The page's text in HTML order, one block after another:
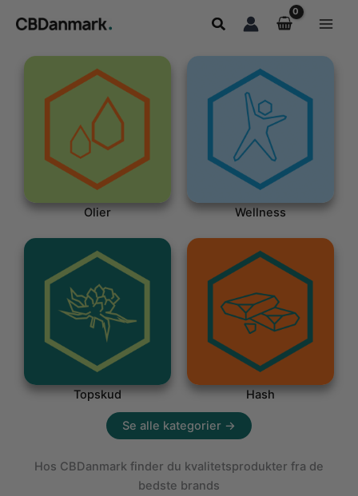
Søg
Olier Wellness
Topskud Hash
Se alle kategorier →
Hos CBDanmark finder du kvalitetsprodukter fra de
bedste brands